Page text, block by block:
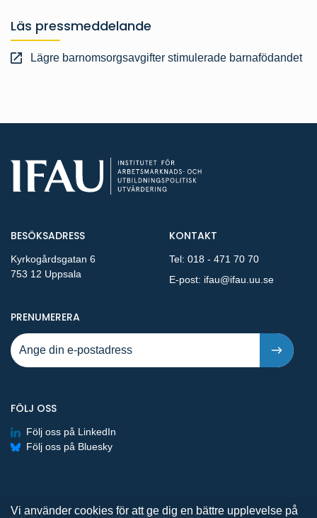
Läs pressmeddelande
Lägre barnomsorgsavgifter stimulerade barnafödandet
BESÖKSADRESS
Kyrkogårdsgatan 6
753 12 Uppsala
KONTAKT
Tel: 018 - 471 70 70
E-post: ifau@ifau.uu.se
PRENUMERERAPÅ NYA PUBLIKATIONER OCH
FÖLJ OSS
Följ oss på LinkedIn
Följ oss på Bluesky
Vi använder cookies för att ge dig en bättre upplevelse på